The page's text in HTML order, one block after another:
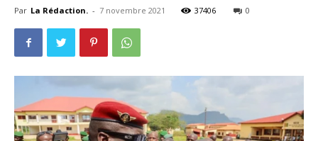
Par La Rédaction. - 7 novembre 2021 37406 0